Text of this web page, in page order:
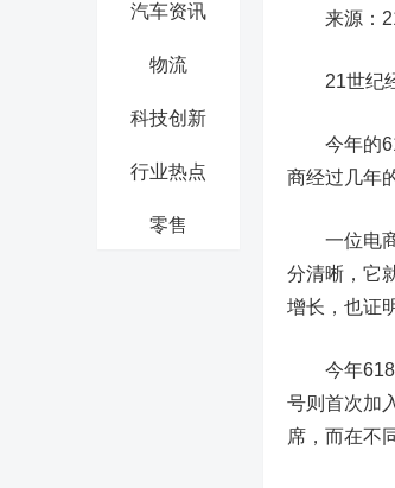
汽车资讯
物流
科技创新
行业热点
零售
来源：21
21世纪
今年的618
商经过几年
一位电商
分清晰，它
增长，也证
今年618期
号则首次加
席，而在不